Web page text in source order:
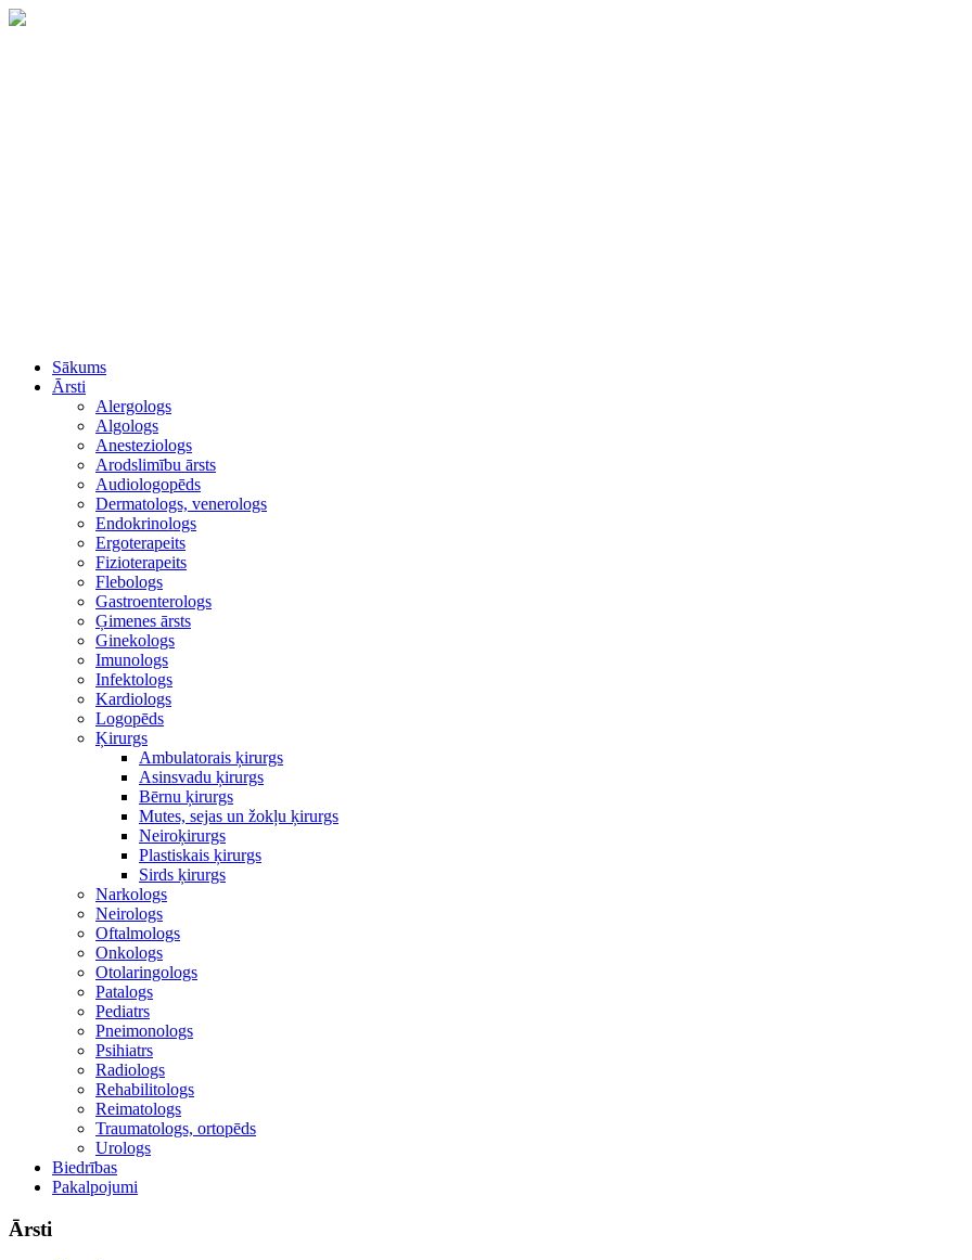
Sākums
Ārsti
Alergologs
Algologs
Anesteziologs
Arodslimību ārsts
Audiologopēds
Dermatologs, venerologs
Endokrinologs
Ergoterapeits
Fizioterapeits
Flebologs
Gastroenterologs
Ģimenes ārsts
Ginekologs
Imunologs
Infektologs
Kardiologs
Logopēds
Ķirurgs
Ambulatorais ķirurgs
Asinsvadu ķirurgs
Bērnu ķirurgs
Mutes, sejas un žokļu ķirurgs
Neiroķirurgs
Plastiskais ķirurgs
Sirds ķirurgs
Narkologs
Neirologs
Oftalmologs
Onkologs
Otolaringologs
Patalogs
Pediatrs
Pneimonologs
Psihiatrs
Radiologs
Rehabilitologs
Reimatologs
Traumatologs, ortopēds
Urologs
Biedrības
Pakalpojumi
Ārsti